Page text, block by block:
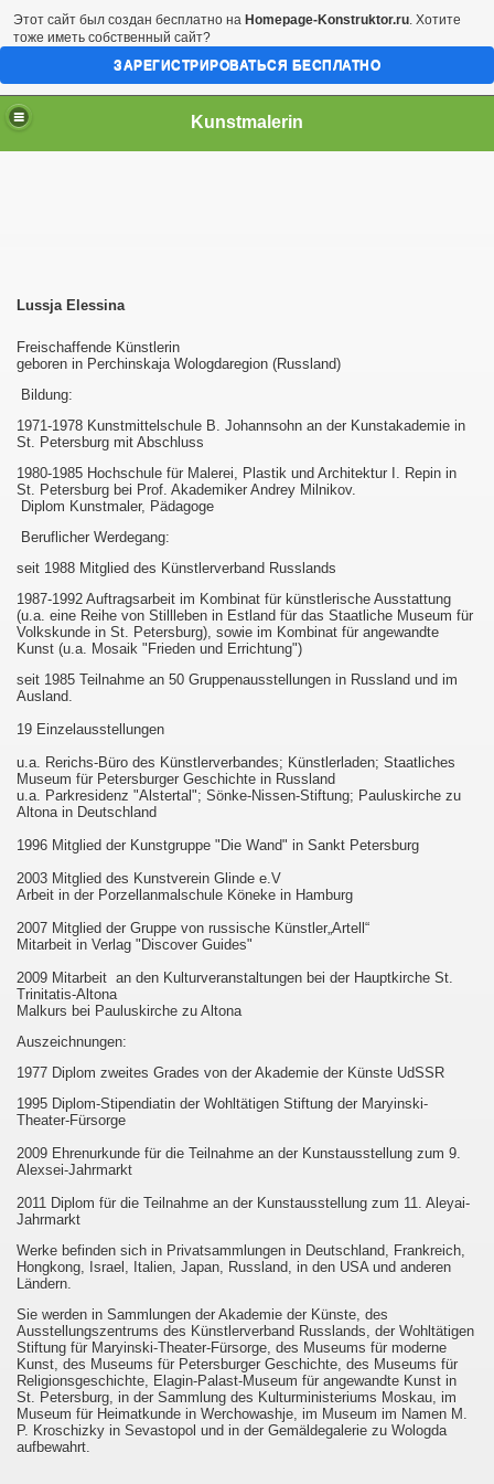
Kunstmalerin
Lussja Elessina
Freischaffende Künstlerin
geboren in Perchinskaja Wologdaregion (Russland)
Bildung:
1971-1978 Kunstmittelschule B. Johannsohn an der Kunstakademie in
St. Petersburg mit Abschluss
1980-1985 Hochschule für Malerei, Plastik und Architektur I. Repin in
St. Petersburg bei Prof. Akademiker Andrey Milnikov.
Diplom Kunstmaler, Pädagoge
Beruflicher Werdegang:
seit 1988 Mitglied des Künstlerverband Russlands
1987-1992 Auftragsarbeit im Kombinat für künstlerische Ausstattung
(u.a. eine Reihe von Stillleben in Estland für das Staatliche Museum für
Volkskunde in St. Petersburg), sowie im Kombinat für angewandte
Kunst (u.a. Mosaik "Frieden und Errichtung")
seit 1985 Teilnahme an 50 Gruppenausstellungen in Russland und im
Ausland.
19 Einzelausstellungen
u.a. Rerichs-Büro des Künstlerverbandes; Künstlerladen; Staatliches
Museum für Petersburger Geschichte in Russland
u.a. Parkresidenz "Alstertal"; Sönke-Nissen-Stiftung; Pauluskirche zu
Altona in Deutschland
1996 Mitglied der Kunstgruppe "Die Wand" in Sankt Petersburg
2003 Mitglied des Kunstverein Glinde e.V
Arbeit in der Porzellanmalschule Köneke in Hamburg
2007 Mitglied der Gruppe von russische Künstler„Artell“
Mitarbeit in Verlag "Discover Guides"
2009 Mitarbeit an den Kulturveranstaltungen bei der Hauptkirche St.
Trinitatis-Altona
Malkurs bei Pauluskirche zu Altona
Auszeichnungen:
1977 Diplom zweites Grades von der Akademie der Künste UdSSR
1995 Diplom-Stipendiatin der Wohltätigen Stiftung der Maryinski-
Theater-Fürsorge
2009 Ehrenurkunde für die Teilnahme an der Kunstausstellung zum 9.
Alexsei-Jahrmarkt
2011 Diplom für die Teilnahme an der Kunstausstellung zum 11. Aleyai-
Jahrmarkt
Werke befinden sich in Privatsammlungen in Deutschland, Frankreich,
Hongkong, Israel, Italien, Japan, Russland, in den USA und anderen
Ländern.
Sie werden in Sammlungen der Akademie der Künste, des
Ausstellungszentrums des Künstlerverband Russlands, der Wohltätigen
Stiftung für Maryinski-Theater-Fürsorge, des Museums für moderne
Kunst, des Museums für Petersburger Geschichte, des Museums für
Religionsgeschichte, Elagin-Palast-Museum für angewandte Kunst in
St. Petersburg, in der Sammlung des Kulturministeriums Moskau, im
Museum für Heimatkunde in Werchowashje, im Museum im Namen M.
P. Kroschizky in Sevastopol und in der Gemäldegalerie zu Wologda
aufbewahrt.
Этот сайт был создан бесплатно на Homepage-Konstruktor.ru. Хотите
тоже иметь собственный сайт?
ЗАРЕГИСТРИРОВАТЬСЯ БЕСПЛАТНО